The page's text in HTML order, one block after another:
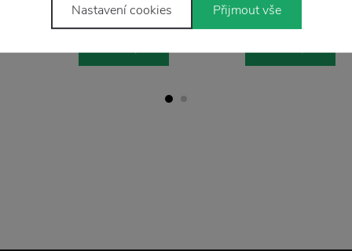
990 Kč 495 Kč 890 Kč
Nastavení cookies Přijmout vše